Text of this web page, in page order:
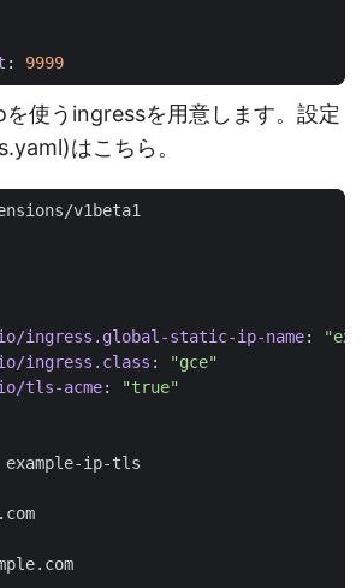
: 9999
使うingressを用意します。設定
はこちら。
v1beta1
ingress.global-static-ip-name:
ingress.class :
"gce"
tls-acme:
"true"
example-ip-tls